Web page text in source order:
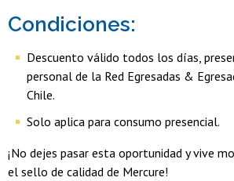
Condiciones:
Descuento válido todos los días,
personal de la Red Egresadas &
Chile.
Solo aplica para consumo presencial.
¡No dejes pasar esta oportunidad y vive
el sello de calidad de Mercure!